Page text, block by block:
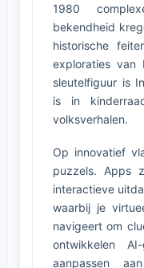
1980
bekendheid
historische
exploraties van
sleutelfiguur is
is in
volksverhalen.
Op innovatief
puzzels. Apps
interactieve
waarbij je
navigeert om
ontwikkelen
aanpassen